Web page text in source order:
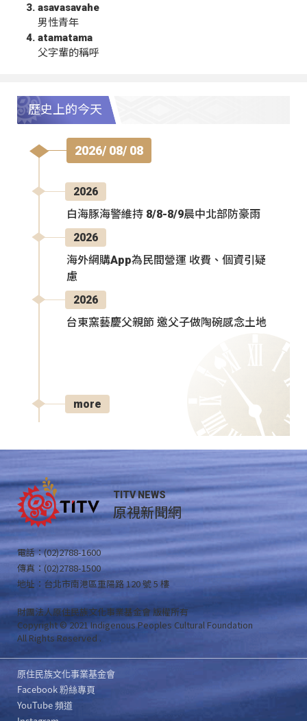
asavasavahe
男性青年
atamatama
父字輩的稱呼
歷史上的今天
2026/ 08/ 08
2026
白海豚海警維持 8/8-8/9晨中北部防豪雨
2026
海外網購App為民間營運 收費、個資引疑
慮
2026
台東窯藝慶父親節 邀父子做陶碗感念土地
more
TITV NEWS
原視新聞網
電話：(02)2788-1600
傳真：(02)2788-1500
地址：台北市南港區重陽路 120 號 5 樓
財團法人原住民族文化事業基金會 版權所有
Copyright © 2021 Indigenous Peoples Cultural Foundation
All Rights Reserved .
原住民族文化事業基金會
Facebook 粉絲專頁
YouTube 頻道